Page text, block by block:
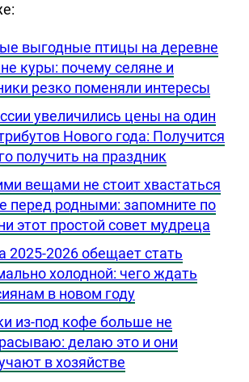
выгодные птицы на деревне
куры: почему селяне и
резко поменяли интересы
увеличились цены на один
Нового года: Получится
получить на праздник
вещами не стоит хвастаться
перед родными: запомните по
этот простой совет мудреца
2025-2026 обещает стать
холодной: чего ждать
в новом году
из-под кофе больше не
делаю это и они
в хозяйстве